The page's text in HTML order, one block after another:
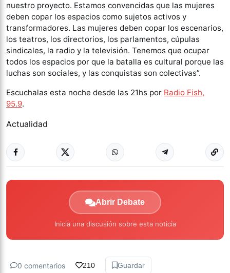
nuestro proyecto. Estamos convencidas que las mujeres
deben copar los espacios como sujetos activos y
transformadores. Las mujeres deben copar los escenarios,
los teatros, los directorios, los parlamentos, cúpulas
sindicales, la radio y la televisión. Tenemos que ocupar
todos los espacios por que la batalla es cultural porque las
luchas son sociales, y las conquistas son colectivas”.
Escuchalas esta noche desde las 21hs por Radio Fish,
95.9.
Actualidad
Abrir Debate
Inicia una discusión sobre esta noticia
0 comentarios 210 Guardar